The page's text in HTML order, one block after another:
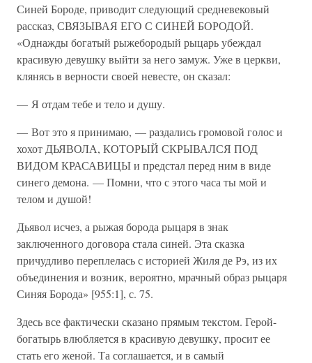
Синей Бороде, приводит следующий средневековый
рассказ, СВЯЗЫВАЯ ЕГО С СИНЕЙ БОРОДОЙ.
«Однажды богатый рыжебородый рыцарь убеждал
красивую девушку выйти за него замуж. Уже в церкви,
клянясь в верности своей невесте, он сказал:
— Я отдам тебе и тело и душу.
— Вот это я принимаю, — раздались громовой голос и
хохот ДЬЯВОЛА, КОТОРЫЙ СКРЫВАЛСЯ ПОД
ВИДОМ КРАСАВИЦЫ и предстал перед ним в виде
синего демона. — Помни, что с этого часа ты мой и
телом и душой!
Дьявол исчез, а рыжая борода рыцаря в знак
заключенного договора стала синей. Эта сказка
причудливо переплелась с историей Жиля де Рэ, из их
объединения и возник, вероятно, мрачный образ рыцаря
Синяя Борода» [955:1], с. 75.
Здесь все фактически сказано прямым текстом. Герой-
богатырь влюбляется в красивую девушку, просит ее
стать его женой. Та соглашается, и в самый